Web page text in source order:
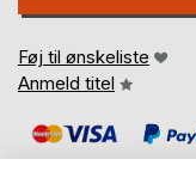
Føj til ønskeliste
Anmeld titel